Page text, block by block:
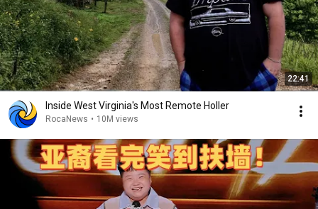
22:41
Inside West Virginia's Most Remote Holler
RocaNews • 10M views